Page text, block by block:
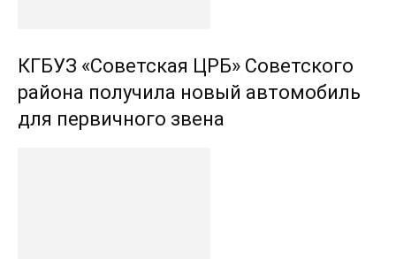
КГБУЗ «Советская ЦРБ» Советского
района получила новый автомобиль
для первичного звена